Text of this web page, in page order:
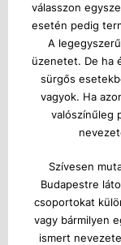
válasszon
esetén pedig
A
üzenetet. De ha
sürgős
vagyok. Ha
valószínűleg
Szívesen
Budapestre
csoportokat
vagy bármilyen
ismert